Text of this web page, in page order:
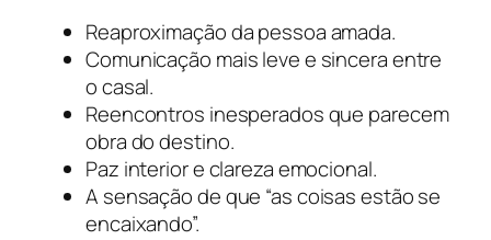
Reaproximação da pessoa amada.
Comunicação mais leve e sincera entre
o casal.
Reencontros inesperados que parecem
obra do destino.
Paz interior e clareza emocional.
A sensação de que “as coisas estão se
encaixando”.